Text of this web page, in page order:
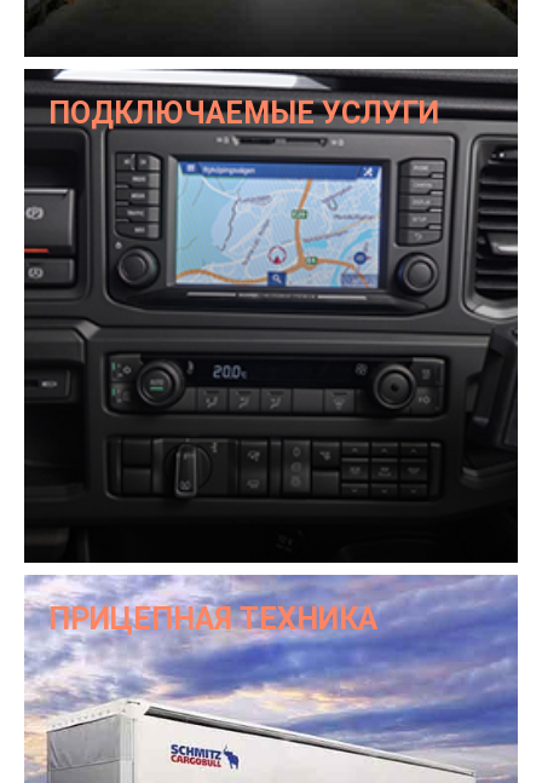
ПОДКЛЮЧАЕМЫЕ УСЛУГИ
ПРИЦЕПНАЯ ТЕХНИКА